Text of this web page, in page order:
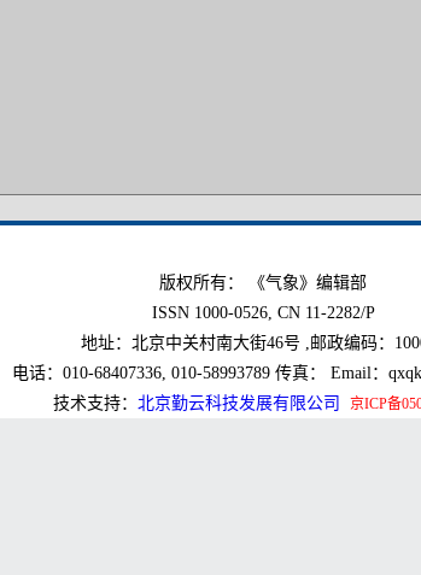
版权所有： 《气象》编辑部
ISSN 1000-0526, CN 11-2282/P
地址：北京中关村南大街46号 ,邮政编码：
电话：010-68407336, 010-58993789 传真： Email：
技术支持： 北京勤云科技发展有限公司 京ICP备